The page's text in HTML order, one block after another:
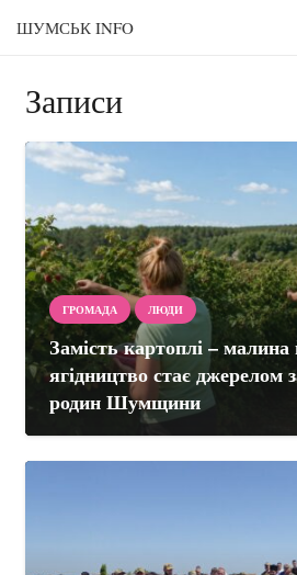
ШУМСЬК INFO
Записи
ГРОМАДА ЛЮДИ
Замість картоплі –
ягідництво стає джерелом
родин Шумщини